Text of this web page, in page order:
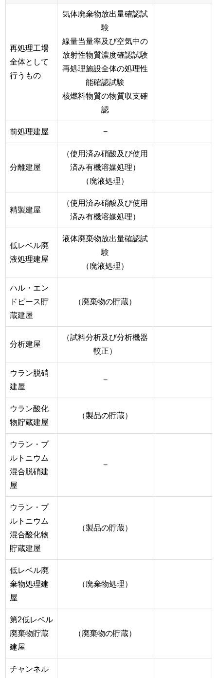
再処理工場
全体として
行うもの
気体廃棄物放出量確認試
験
線量当量率及び空気中の
放射性物質濃度確認試験
再処理施設全体の処理性
能確認試験
核燃料物質の物質収支確
認
前処理建屋 −
分離建屋
（使用済み硝酸及び使用
済み有機溶媒処理）
（廃液処理）
精製建屋
（使用済み硝酸及び使用
済み有機溶媒処理）
低レベル廃
液処理建屋
液体廃棄物放出量確認試
験
（廃液処理）
ハル・エン
ドピース貯
蔵建屋
（廃棄物の貯蔵）
分析建屋
（試料分析及び分析機器
較正）
ウラン脱硝
建屋
−
ウラン酸化
物貯蔵建屋
（製品の貯蔵）
ウラン・プ
ルトニウム
混合脱硝建
屋
−
ウラン・プ
ルトニウム
混合酸化物
貯蔵建屋
（製品の貯蔵）
低レベル廃
棄物処理建
屋
（廃棄物処理）
第2低レベル
廃棄物貯蔵
建屋
（廃棄物の貯蔵）
チャンネル